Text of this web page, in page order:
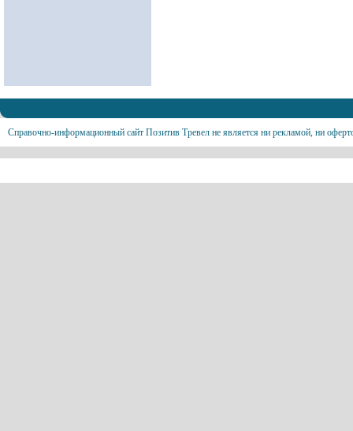
Справочно-информационный сайт Позитив Тревел не является ни рекламой, ни